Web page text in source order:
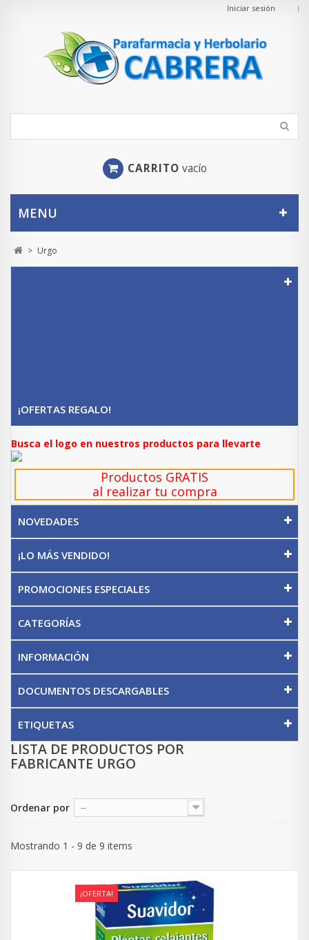
Iniciar sesión
CARRITO vacío
MENU
> Urgo
¡OFERTAS REGALO!
Busca el logo en nuestros productos para llevarte
Productos GRATIS
al realizar tu compra
NOVEDADES
¡LO MÁS VENDIDO!
PROMOCIONES ESPECIALES
CATEGORÍAS
INFORMACIÓN
DOCUMENTOS DESCARGABLES
ETIQUETAS
LISTA DE PRODUCTOS POR
FABRICANTE URGO
Ordenar por --
Mostrando 1 - 9 de 9 items
¡OFERTA!